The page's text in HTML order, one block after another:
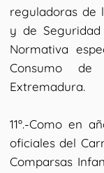
reguladoras de
y de
Normativa
Consumo
Extremadura.
11º.-Como en
oficiales del
Comparsas